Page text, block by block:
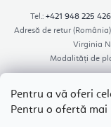
Pentru a vă oferi
Pentru o ofertă mai
Tel.: +421 948 225 426
Adresă de retur
Virginia
Modalități de